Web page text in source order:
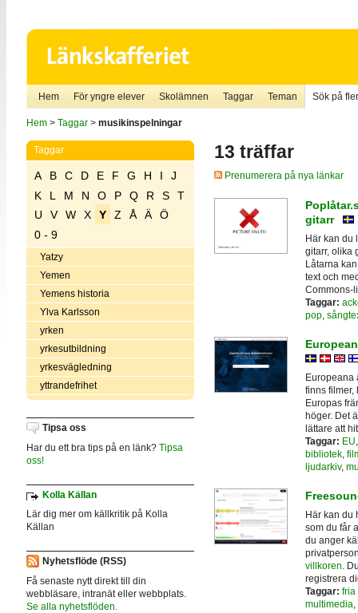
Hem För yngre elever Skolämnen Taggar Teman Sök på
Hem> Taggar> musikinspelningar
Taggar
A B C D E F G H I
J
K
L M N O P Q R S
T
U
V W X Y Z Å Ä
Ö
0 - 9
Yatzy
Yemen
Yemens historia
Ylva Karlsson
yrken
yrkesutbildning
yrkesvägledning
yttrandefrihet
Tipsa oss
Har du ett bra tips på en länk? Tipsa
oss!
Kolla Källan
Lär dig mer om källkritik på Kolla
Källan
Nyhetsflöde (RSS)
Få senaste nytt direkt till din
webbläsare, intranät eller webbplats.
Se alla nyhetsflöden.
13 träffar
Prenumerera på nya länkar
gitarr
Här kan du
gitarr, olika
Låtarna
text och
Commons-
Taggar:
pop,
Europeana
finns filmer,
Europas
höger. Det
lättare att
Taggar: EU
bibliotek,
ljudarkiv,
Här kan du
som du får
du anger
villkoren.
registrera
Taggar: fria
multimedia,